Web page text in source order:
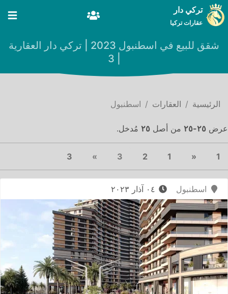
تركي دار
عقارات تركيا
شقق للبيع في اسطنبول 2023 | تركي دار العقارية
الرئيسية العقارات اسطنبول
عرض ٢٥-٢٥ من أصل ٢٥ مُدخل.
1
«
Previous
1
2
3
»
3
اسطنبول